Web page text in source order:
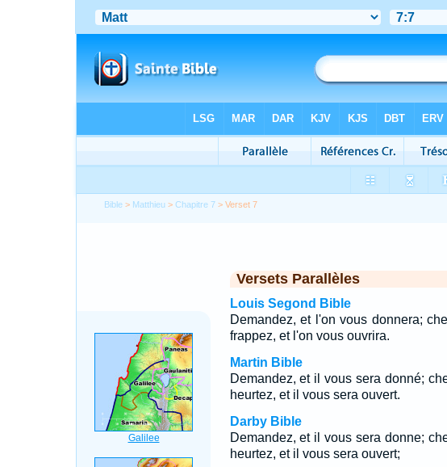
Bible > Matthieu >Chapitre 7 > Verset 7
Versets Parallèles
Louis Segond Bible
Demandez, et l'on vous donnera;
frappez, et l'on vous ouvrira.
Martin Bible
Demandez, et il vous sera donné;
heurtez, et il vous sera ouvert.
Darby Bible
Demandez, et il vous sera donne;
heurtez, et il vous sera ouvert;